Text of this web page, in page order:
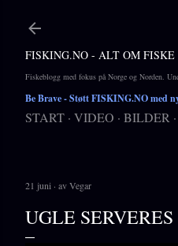
FISKING.NO - ALT OM FISKE
Fiskeblogg med fokus på Norge og Norden.
Be Brave- Støtt FISKING.NO med
START VIDEO BILDER
21 juni avVegar
UGLE